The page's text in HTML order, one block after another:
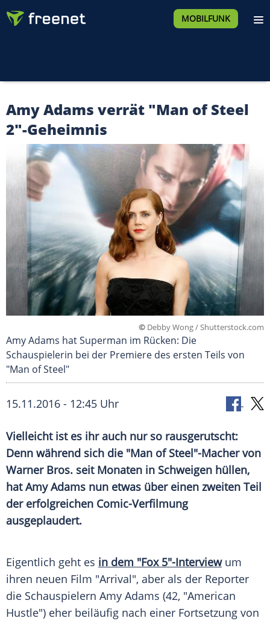
MOBILFUNK
Amy Adams verrät "Man of Steel
2"-Geheimnis
© Debby Wong / Shutterstock.com
Amy Adams hat Superman im Rücken: Die
Schauspielerin bei der Premiere des ersten Teils von
"Man of Steel"
15.11.2016 - 12:45 Uhr
Vielleicht ist es ihr auch nur so rausgerutscht:
Denn während sich die "Man of Steel"-Macher von
Warner Bros. seit Monaten in Schweigen hüllen,
hat Amy Adams nun etwas über einen zweiten Teil
der erfolgreichen Comic-Verfilmung
ausgeplaudert.
Eigentlich geht es in dem "Fox 5"-Interviewum
ihren neuen Film "Arrival", aber als der Reporter
die Schauspielern Amy Adams (42, "American
Hustle") eher beiläufig nach einer Fortsetzung von